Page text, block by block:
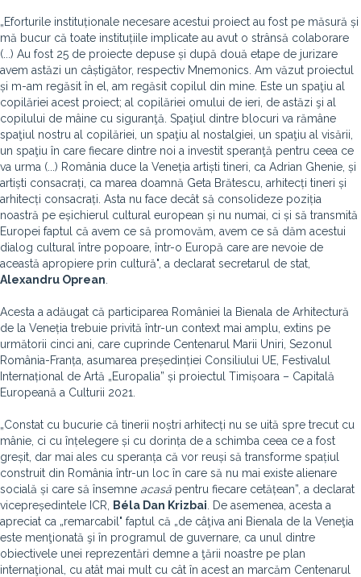
„Eforturile instituționale necesare acestui proiect au fost pe măsură și
mă bucur că toate instituțiile implicate au avut o strânsă colaborare
(...) Au fost 25 de proiecte depuse și după două etape de jurizare
avem astăzi un câștigător, respectiv Mnemonics. Am văzut proiectul
și m-am regăsit în el, am regăsit copilul din mine. Este un spaţiu al
copilăriei acest proiect; al copilăriei omului de ieri, de astăzi şi al
copilului de mâine cu siguranţă. Spaţiul dintre blocuri va rămâne
spaţiul nostru al copilăriei, un spaţiu al nostalgiei, un spaţiu al visării,
un spaţiu în care fiecare dintre noi a investit speranţă pentru ceea ce
va urma (...) România duce la Veneția artiști tineri, ca Adrian Ghenie, și
artiști consacrați, ca marea doamnă Geta Brătescu, arhitecți tineri și
arhitecți consacrați. Asta nu face decât să consolideze poziția
noastră pe eșichierul cultural european și nu numai, ci și să transmită
Europei faptul că avem ce să promovăm, avem ce să dăm acestui
dialog cultural între popoare, într-o Europă care are nevoie de
această apropiere prin cultură", a declarat secretarul de stat,
Alexandru Oprean
Acesta a adăugat că participarea României la Bienala de Arhitectură
de la Veneția trebuie privită într-un context mai amplu, extins pe
următorii cinci ani, care cuprinde Centenarul Marii Uniri, Sezonul
România-Franța, asumarea președinției Consiliului UE, Festivalul
Internațional de Artă „Europalia” și proiectul Timișoara – Capitală
Europeană a Culturii 2021.
„Constat cu bucurie că tinerii noștri arhitecți nu se uită spre trecut cu
mânie, ci cu înțelegere și cu dorința de a schimba ceea ce a fost
greșit, dar mai ales cu speranța că vor reuși să transforme spațiul
construit din România într-un loc în care să nu mai existe alienare
socială și care să însemne acasă pentru fiecare cetățean”, a declarat
vicepreședintele ICR,
Béla Dan Krizbai . De asemenea, acesta a
apreciat ca „remarcabil" faptul că „de câţiva ani Bienala de la Veneţia
este menţionată şi în programul de guvernare, ca unul dintre
obiectivele unei reprezentări demne a ţării noastre pe plan
internaţional, cu atât mai mult cu cât în acest an marcăm Centenarul